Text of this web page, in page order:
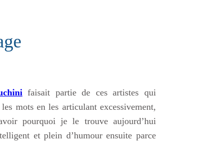
faisait partie de ces artistes qui
mots en les articulant excessivement,
pourquoi je le trouve aujourd’hui
et plein d’humour ensuite parce